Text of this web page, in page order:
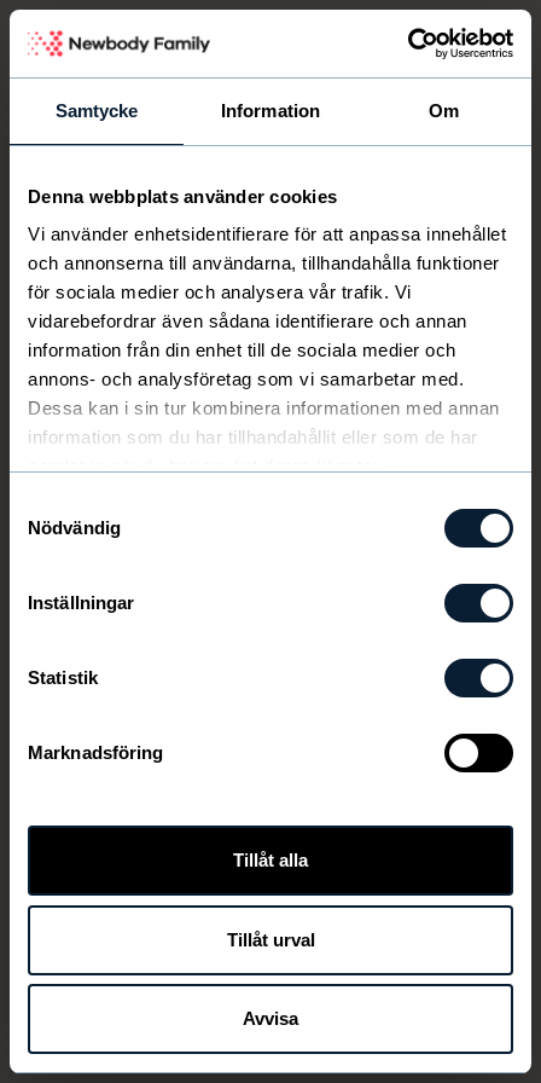
Samtycke Information Om
Denna webbplats använder cookies
Vi använder enhetsidentifierare för att anpassa innehållet
och annonserna till användarna, tillhandahålla funktioner
för sociala medier och analysera vår trafik. Vi
vidarebefordrar även sådana identifierare och annan
information från din enhet till de sociala medier och
annons- och analysföretag som vi samarbetar med.
Dessa kan i sin tur kombinera informationen med annan
information som du har tillhandahållit eller som de har
Nödvändig
Inställningar
Statistik
Marknadsföring
Tillåt alla
Tillåt urval
Avvisa
Välkommen Newbody
Den här länken är ej aktiv längre
TILLBAKA
Newbody Family Portal